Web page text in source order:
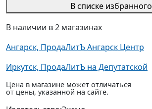
В списке избранного
В наличии в 2 магазинах
Ангарск, ПродаЛитЪ Ангарск Центр
Иркутск, ПродаЛитЪ на Депутатской
Цена в магазине может отличаться
от цены, указанной на сайте.